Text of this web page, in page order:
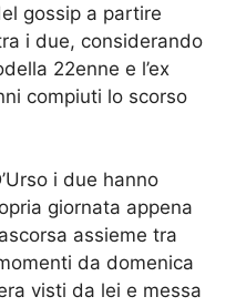
gossip a partire
i due, considerando
22enne e l’ex
compiuti lo scorso
i due hanno
giornata appena
assieme tra
da domenica
visti da lei e messa